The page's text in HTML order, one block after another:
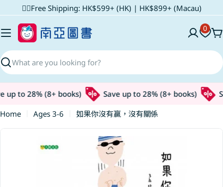
to
content
✌🏼Free Shipping: HK$599+ (HK) | HK$899+ (Macau)
Search
0
up to 28% (8+ books) Save up to 28% (8+ books)
Home
Ages 3-6
如果你沒有贏，沒有關係
Skip